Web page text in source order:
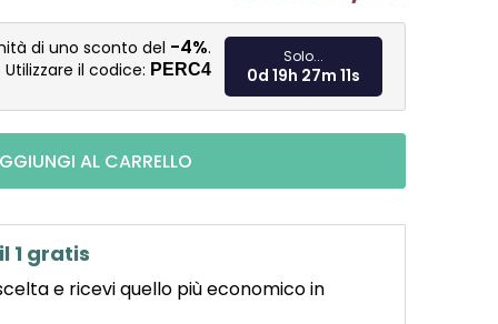
Misura
di uno sconto del -4%.
Utilizzare il codice: PERC4
Solo...
0d 19h 27m 10s
AL CARRELLO
1 gratis
e ricevi quello più economico in